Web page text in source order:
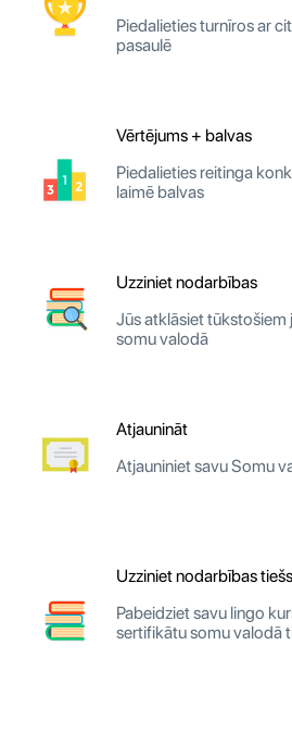
Piedalieties turnīros ar
pasaulē
Vērtējums + balvas
Piedalieties reitinga
laimē balvas
Uzziniet nodarbības
Jūs atklāsiet tūkstošiem
somu valodā
Atjaunināt
Atjauniniet savu Somu
Uzziniet nodarbības
Pabeidziet savu lingo
sertifikātu somu valodā